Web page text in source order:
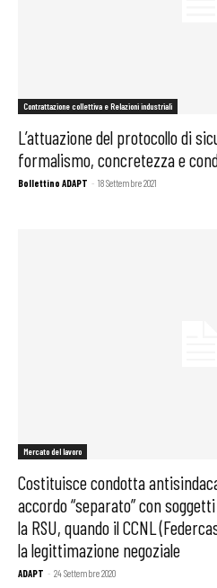
Contrattazione collettiva e Relazioni industriali
L’attuazione del protocollo di
formalismo, concretezza e
Bollettino ADAPT - 18 Settembre 2021
Mercato del lavoro
Costituisce condotta
accordo “separato” con
la RSU, quando il CCNL
la legittimazione negoziale
ADAPT - 24 Settembre 2020